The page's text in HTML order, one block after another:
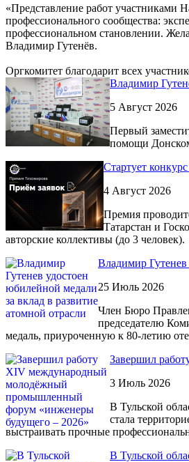
«Представление работ участниками
профессионального сообщества:
профессиональном становлении.
Владимир Гутенёв.
Оргкомитет благодарит всех
Владимир
5 Август 2026
Первый
помощи
Cтартует
4 Август 2026
Премия
Татарстан и
авторские коллективы (до 3 человек).
Владимир Гутенев
25 Июль 2026
Член Бюро
председателю
медаль, приуроченную к 80-летию
Завершил
3 Июль 2026
В Тульской
стала
выстраивать прочные
В Тульской